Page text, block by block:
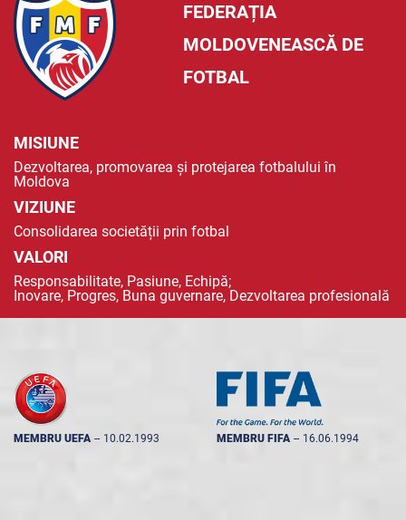
FEDERAȚIA
MOLDOVENEASCĂ DE
FOTBAL
MISIUNE
Dezvoltarea, promovarea și protejarea fotbalului în
Moldova
VIZIUNE
Consolidarea societății prin fotbal
VALORI
Responsabilitate, Pasiune, Echipă;
Inovare, Progres, Buna guvernare, Dezvoltarea profesională
MEMBRU UEFA -- 10.02.1993 MEMBRU FIFA -- 16.06.1994